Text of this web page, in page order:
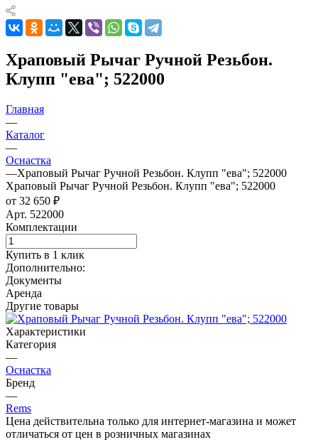
Храповый Рычаг Ручной Резьбон.
Клупп "ева"; 522000
Главная
—
Каталог
—
Оснастка
—Храповый Рычаг Ручной Резьбон. Клупп "ева"; 522000
Храповый Рычаг Ручной Резьбон. Клупп "ева"; 522000
от 32 650 ₽
Арт. 522000
Комплектации
Купить в 1 клик
Дополнительно:
Документы
Аренда
Другие товары
Характеристики
Категория
—
Оснастка
Бренд
—
Rems
Цена действительна только для интернет-магазина и может
отличаться от цен в розничных магазинах